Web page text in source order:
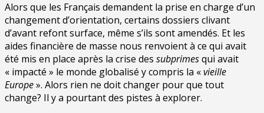
Alors que les Français demandent la prise en charge d’un
changement d’orientation, certains dossiers clivant
d’avant refont surface, même s’ils sont amendés. Et les
aides financière de masse nous renvoient à ce qui avait
été mis en place après la crise des subprimesqui avait
« impacté » le monde globalisé y compris la «vieille
Europe». Alors rien ne doit changer pour que tout
change? Il y a pourtant des pistes à explorer.